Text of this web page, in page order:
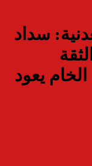
سداد
الخام يعود